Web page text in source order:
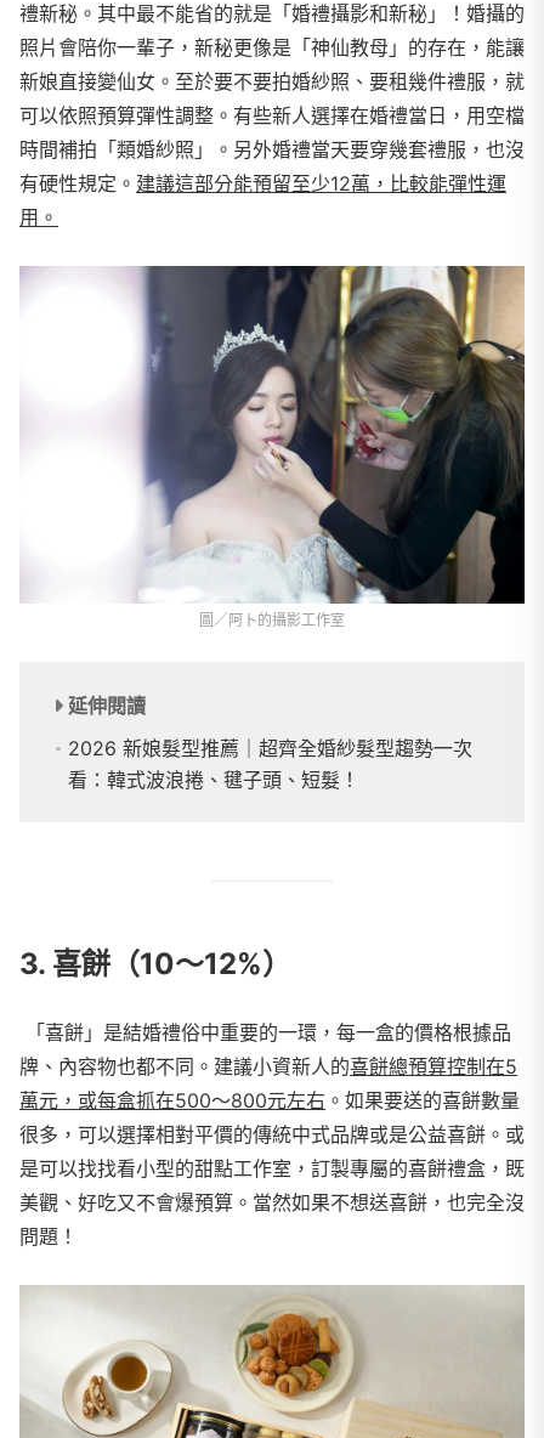
禮新秘。其中最不能省的就是「婚禮攝影和新秘」！婚攝的
照片會陪你一輩子，新秘更像是「神仙教母」的存在，能讓
新娘直接變仙女。至於要不要拍婚紗照、要租幾件禮服，就
可以依照預算彈性調整。有些新人選擇在婚禮當日，用空檔
時間補拍「類婚紗照」。另外婚禮當天要穿幾套禮服，也沒
有硬性規定。 建議這部分能預留至少12萬，比較能彈性運
用。
圖／阿卜的攝影工作室
延伸閱讀
2026 新娘髮型推薦｜超齊全婚紗髮型趨勢一次
看：韓式波浪捲、毽子頭、短髮！
3. 喜餅（10～12%）
「喜餅」是結婚禮俗中重要的一環，每一盒的價格根據品
牌、內容物也都不同。建議小資新人的喜餅總預算控制在5
萬元，或每盒抓在500～800元左右 。如果要送的喜餅數量
很多，可以選擇相對平價的傳統中式品牌或是公益喜餅。或
是可以找找看小型的甜點工作室，訂製專屬的喜餅禮盒，既
美觀、好吃又不會爆預算。當然如果不想送喜餅，也完全沒
問題！